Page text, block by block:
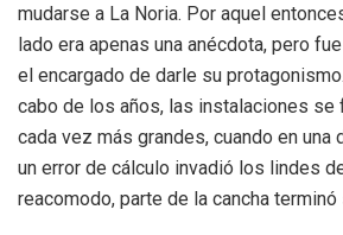
mudarse a La Noria. Por aquel
lado era apenas una anécdota, pero
el encargado de darle su
cabo de los años, las instalaciones se
cada vez más grandes, cuando en una
un error de cálculo invadió los lindes
reacomodo, parte de la cancha